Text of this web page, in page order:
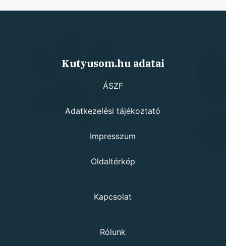
Kutyusom.hu adatai
ÁSZF
Adatkezelési tájékoztató
Impresszum
Oldaltérkép
Kapcsolat
Rólunk